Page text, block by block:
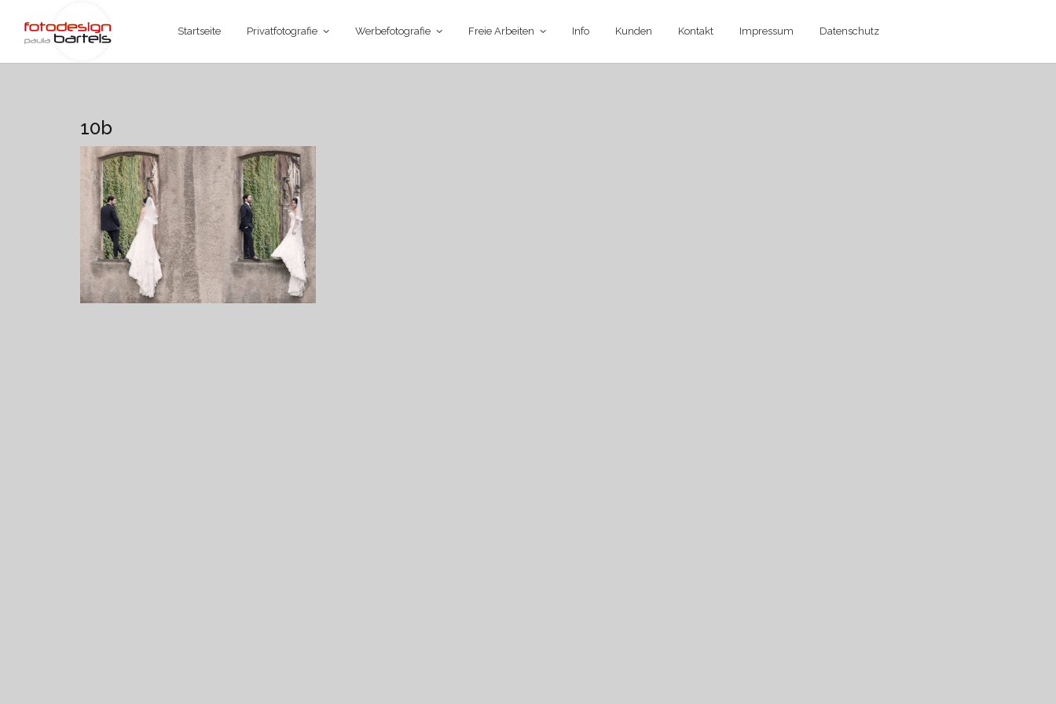
Startseite Privatfotografie Werbefotografie Freie Arbeiten Info Kunden Kontakt Impressum Datenschutz
10b